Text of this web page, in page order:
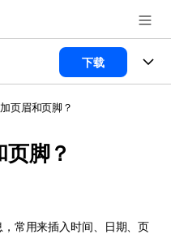
下载
页眉和页脚？
脚？
常用来插入时间、日期、页